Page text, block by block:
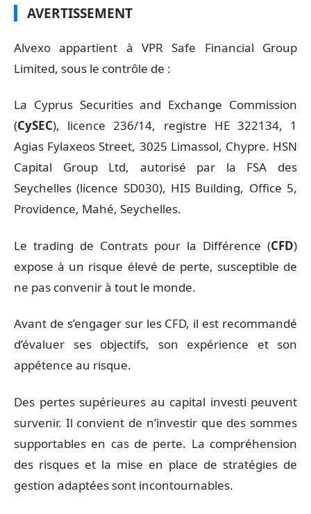
AVERTISSEMENT
Alvexo appartient à VPR Safe Financial Group
Limited, sous le contrôle de :
La Cyprus Securities and Exchange Commission
(CySEC), licence 236/14, registre HE 322134, 1
Agias Fylaxeos Street, 3025 Limassol, Chypre. HSN
Capital Group Ltd, autorisé par la FSA des
Seychelles (licence SD030), HIS Building, Office 5,
Providence, Mahé, Seychelles.
Le trading de Contrats pour la Différence (CFD)
expose à un risque élevé de perte, susceptible de
ne pas convenir à tout le monde.
Avant de s’engager sur les CFD, il est recommandé
d’évaluer ses objectifs, son expérience et son
appétence au risque.
Des pertes supérieures au capital investi peuvent
survenir. Il convient de n’investir que des sommes
supportables en cas de perte. La compréhension
des risques et la mise en place de stratégies de
gestion adaptées sont incontournables.